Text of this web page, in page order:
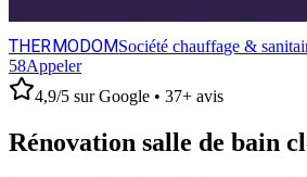
THERMODOMSociété chauffage &
58Appeler
4,9/5 sur Google • 37+ avis
Rénovation salle de bain